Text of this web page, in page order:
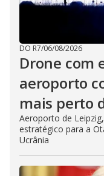
DO R7/06/08/2026
Drone com
aeroporto
mais perto
Aeroporto de
estratégico para a
Ucrânia